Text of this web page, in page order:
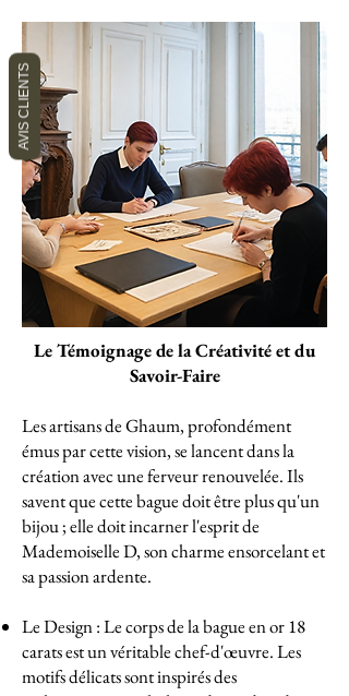
Le Témoignage de la Créativité et du
Savoir-Faire
Les artisans de Ghaum, profondément
émus par cette vision, se lancent dans la
création avec une ferveur renouvelée. Ils
savent que cette bague doit être plus qu'un
bijou ; elle doit incarner l'esprit de
Mademoiselle D, son charme ensorcelant et
sa passion ardente.
Le Design : Le corps de la bague en or 18
carats est un véritable chef-d'œuvre. Les
motifs délicats sont inspirés des
AVIS CLIENTS